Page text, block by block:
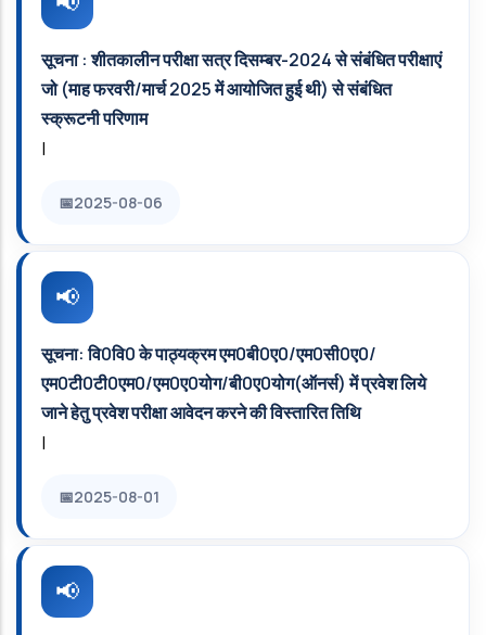
सूचना : शीतकालीन परीक्षा सत्र दिसम्बर-2024 से संबंधित परीक्षाएं
जो (माह फरवरी/मार्च 2025 में आयोजित हुई थी) से संबंधित
स्क्रूटनी परिणाम
|
2025-08-06
सूचना: वि0वि0 के पाठ्यक्रम एम0बी0ए0/एम0सी0ए0/
एम0टी0टी0एम0/एम0ए0योग/बी0ए0योग(ऑनर्स) में प्रवेश लिये
जाने हेतु प्रवेश परीक्षा आवेदन करने की विस्तारित तिथि
|
2025-08-01